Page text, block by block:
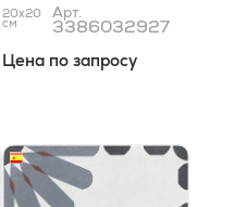
20x20
см
Арт.
3386032927
Цена по запросу